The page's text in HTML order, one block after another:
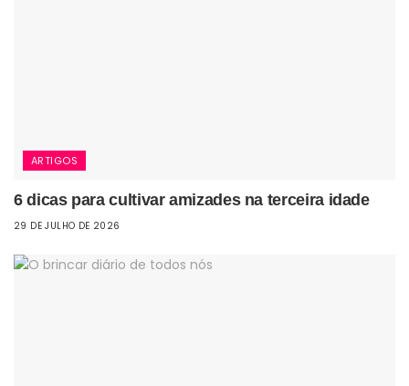
ARTIGOS
6 dicas para cultivar amizades na terceira idade
29 DE JULHO DE 2026